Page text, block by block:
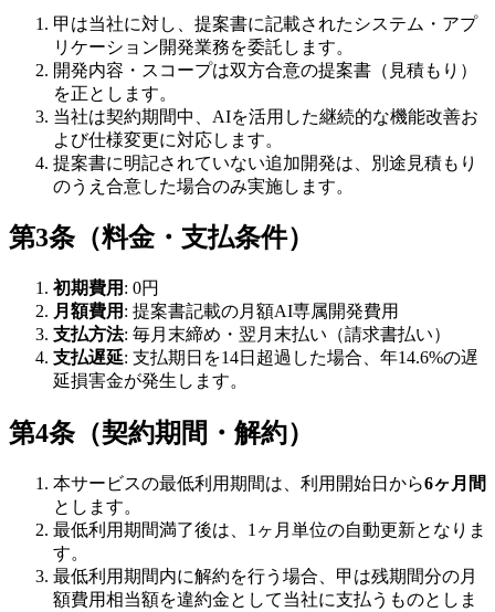
甲は当社に対し、提案書に記載されたシステム・アプ
リケーション開発業務を委託します。
開発内容・スコープは双方合意の提案書（見積もり）
を正とします。
当社は契約期間中、AIを活用した継続的な機能改善お
よび仕様変更に対応します。
提案書に明記されていない追加開発は、別途見積もり
のうえ合意した場合のみ実施します。
第3条（料金・支払条件）
初期費用 : 0円
月額費用 : 提案書記載の月額AI専属開発費用
支払方法: 毎月末締め・翌月末払い（請求書払い）
支払遅延: 支払期日を14日超過した場合、年14.6%の遅
延損害金が発生します。
第4条（契約期間・解約）
本サービスの最低利用期間は、利用開始日から6ヶ月間
とします。
最低利用期間満了後は、1ヶ月単位の自動更新となりま
す。
最低利用期間内に解約を行う場合、甲は残期間分の月
額費用相当額を違約金として当社に支払うものとしま